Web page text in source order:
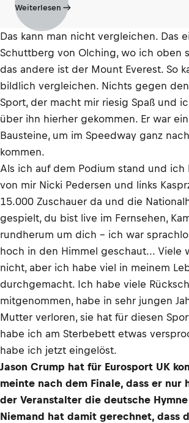
Weiterlesen
Das kann man nicht vergleichen. Das
Schuttberg von Olching, wo ich oben
das andere ist der Mount Everest. So
bildlich vergleichen. Nichts gegen
Sport, der macht mir riesig Spaß und
über ihn hierher gekommen. Er war
Bausteine, um im Speedway ganz
kommen.
Als ich auf dem Podium stand und ich
von mir Nicki Pedersen und links
15.000 Zuschauer da und die
gespielt, du bist live im Fernsehen,
rundherum um dich – ich war
hoch in den Himmel geschaut... Viele
nicht, aber ich habe viel in meinem
durchgemacht. Ich habe viele
mitgenommen, habe in sehr jungen
Mutter verloren, sie hat für diesen
habe ich am Sterbebett etwas
habe ich jetzt eingelöst.
Jason Crump hat für Eurosport UK
meinte nach dem Finale, dass er nur
der Veranstalter die deutsche
Niemand hat damit gerechnet, dass